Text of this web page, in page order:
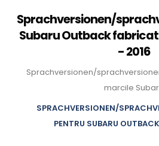
Sprachversionen/
Subaru Outback fabricat
- 2016
Sprachversionen/
marcile
SPRACHVERSIONEN/
PENTRU SUBARU